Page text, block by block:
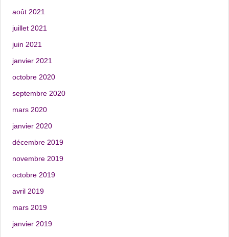
août 2021
juillet 2021
juin 2021
janvier 2021
octobre 2020
septembre 2020
mars 2020
janvier 2020
décembre 2019
novembre 2019
octobre 2019
avril 2019
mars 2019
janvier 2019